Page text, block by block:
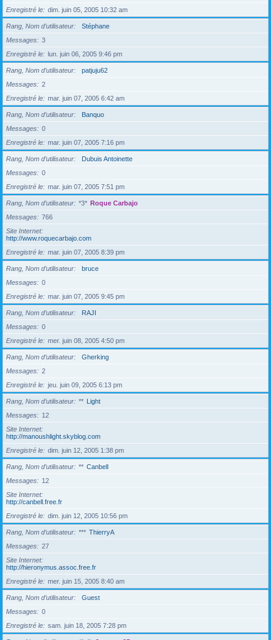
Enregistré le
dim. juin 05, 2005 10:32 am
Rang, Nom d’utilisateur
Stéphane
Messages
3
Enregistré le
lun. juin 06, 2005 9:46 pm
Rang, Nom d’utilisateur
patjuju62
Messages
2
Enregistré le
mar. juin 07, 2005 6:42 am
Rang, Nom d’utilisateur
Banquo
Messages
0
Enregistré le
mar. juin 07, 2005 7:16 pm
Rang, Nom d’utilisateur
Dubuis Antoinette
Messages
0
Enregistré le
mar. juin 07, 2005 7:51 pm
Rang, Nom d’utilisateur *3* Roque Carbajo
Messages
766
Site Internet
http://www.roquecarbajo.com
Enregistré le
mar. juin 07, 2005 8:39 pm
Rang, Nom d’utilisateur
bruce
Messages
0
Enregistré le
mar. juin 07, 2005 9:45 pm
Rang, Nom d’utilisateur
RAJI
Messages
0
Enregistré le
mer. juin 08, 2005 4:50 pm
Rang, Nom d’utilisateur
Gherking
Messages
2
Enregistré le
jeu. juin 09, 2005 6:13 pm
Rang, Nom d’utilisateur ** Light
Messages
12
Site Internet
http://manoushlight.skyblog.com
Enregistré le
dim. juin 12, 2005 1:38 pm
Rang, Nom d’utilisateur ** Canbell
Messages
12
Site Internet
http://canbell.free.fr
Enregistré le
dim. juin 12, 2005 10:56 pm
Rang, Nom d’utilisateur *** ThierryA
Messages
27
Site Internet
http://hieronymus.assoc.free.fr
Enregistré le
mer. juin 15, 2005 8:40 am
Rang, Nom d’utilisateur
Guest
Messages
0
Enregistré le
sam. juin 18, 2005 7:28 pm